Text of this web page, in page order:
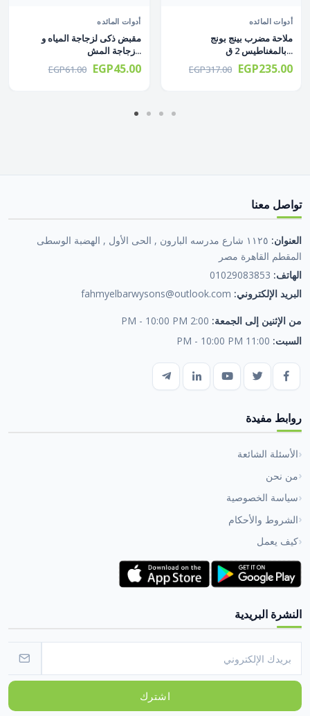
أدوات المائده
مقبض ذكى لزجاجة المياه و
زجاجة المش...
EGP61.00 EGP45.00
أدوات المائده
ملاحة مضرب بينج بونج
بالمغناطيس 2 ق...
EGP317.00 EGP235.00
تواصل معنا
العنوان:
١١٢٥ شارع مدرسه البارون , الحى الأول , الهضبة الوسطى
المقطم القاهرة مصر
الهاتف: 01029083853
البريد الإلكتروني: fahmyelbarwysons@outlook.com
من الإثنين إلى الجمعة: 2:00 PM - 10:00 PM
السبت: 11:00 PM - 10:00 PM
روابط مفيدة
الأسئلة الشائعة
من نحن
سياسة الخصوصية
الشروط والأحكام
كيف يعمل
النشرة البريدية
اشترك